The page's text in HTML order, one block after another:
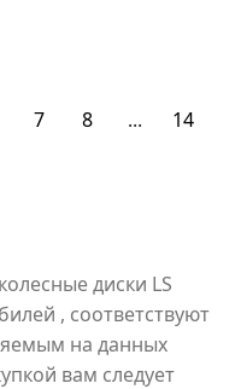
7 8 ...
14
диски LS
, соответствуют
на данных
вам следует